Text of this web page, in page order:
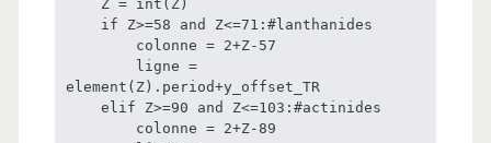
element(Z).period+y_offset_TR